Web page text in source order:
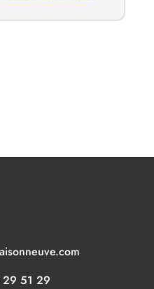
29 51 29